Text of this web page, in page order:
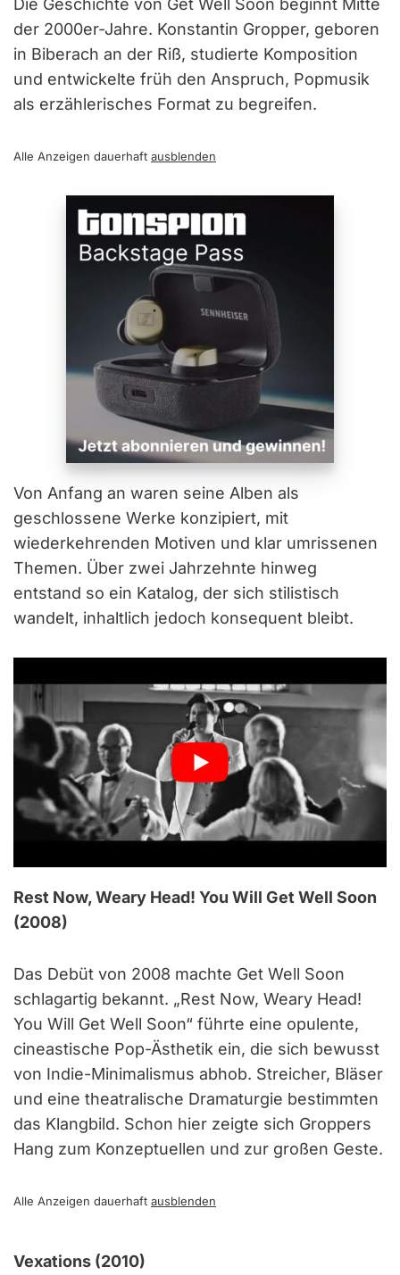
Die Geschichte von Get Well Soon beginnt Mitte
der 2000er-Jahre. Konstantin Gropper, geboren
in Biberach an der Riß, studierte Komposition
und entwickelte früh den Anspruch, Popmusik
als erzählerisches Format zu begreifen.
Alle Anzeigen dauerhaft ausblenden
Von Anfang an waren seine Alben als
geschlossene Werke konzipiert, mit
wiederkehrenden Motiven und klar umrissenen
Themen. Über zwei Jahrzehnte hinweg
entstand so ein Katalog, der sich stilistisch
wandelt, inhaltlich jedoch konsequent bleibt.
Rest Now, Weary Head! You Will Get Well Soon
(2008)
Das Debüt von 2008 machte Get Well Soon
schlagartig bekannt. „Rest Now, Weary Head!
You Will Get Well Soon“ führte eine opulente,
cineastische Pop-Ästhetik ein, die sich bewusst
von Indie-Minimalismus abhob. Streicher, Bläser
und eine theatralische Dramaturgie bestimmten
das Klangbild. Schon hier zeigte sich Groppers
Hang zum Konzeptuellen und zur großen Geste.
Alle Anzeigen dauerhaft ausblenden
Vexations (2010)